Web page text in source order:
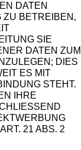
DATEN
ZU BETREIBEN,
SIE
DATEN ZUM
DIES
ES MIT
STEHT.
IHRE
21 ABS. 2